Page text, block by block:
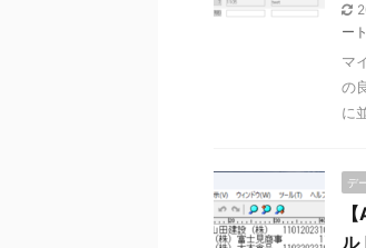
ー
マ
の
に
デ
ル